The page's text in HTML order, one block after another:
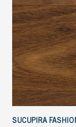
SUCUPIRA